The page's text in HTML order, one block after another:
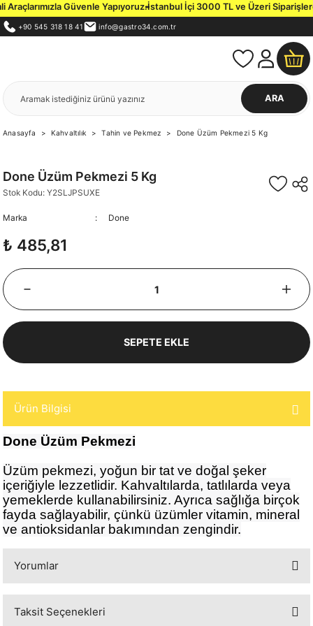
Güvenle Yapıyoruz.İstanbul İçi 3000 TL ve Üzeri
+90 545 318 18 41 info@gastro34.com.tr
ARA
Anasayfa Kahvaltılık Tahin ve Pekmez Done Üzüm Pekmezi 5 Kg
Done Üzüm Pekmezi 5 Kg
Stok Kodu: Y2SLJPSUXE
Marka Done
₺ 485,81
SEPETE EKLE
Ürün Bilgisi
Done Üzüm Pekmezi
Üzüm pekmezi, yoğun bir tat ve doğal şeker
içeriğiyle lezzetlidir. Kahvaltılarda, tatlılarda veya
yemeklerde kullanabilirsiniz. Ayrıca sağlığa birçok
fayda sağlayabilir, çünkü üzümler vitamin, mineral
ve antioksidanlar bakımından zengindir.
Yorumlar
Taksit Seçenekleri